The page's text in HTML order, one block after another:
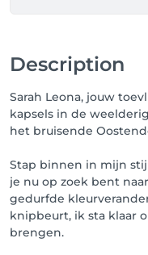
Description
Sarah Leona, jouw
kapsels in de
het bruisende
Stap binnen in mijn
je nu op zoek bent
gedurfde
knipbeurt, ik sta klaar
brengen.